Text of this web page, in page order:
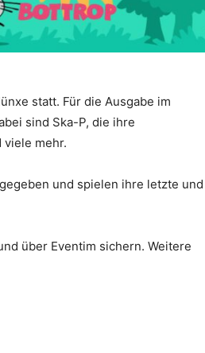
statt. Für die Ausgabe im
sind Ska-P, die ihre
viele mehr.
und spielen ihre letzte und
über Eventim sichern. Weitere